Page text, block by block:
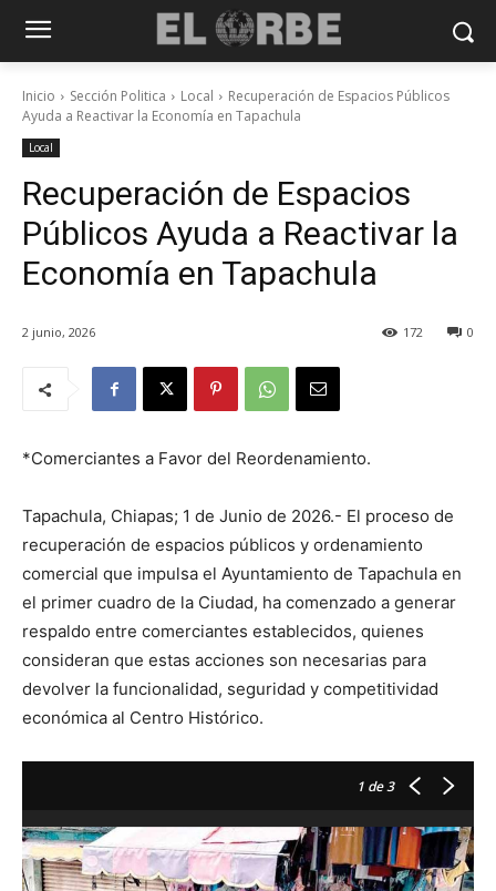
Inicio Sección Politica Local
Recuperación de Espacios Públicos
Ayuda a Reactivar la Economía en Tapachula
Local
Recuperación de Espacios
Públicos Ayuda a Reactivar la
Economía en Tapachula
2 junio, 2026 0
172
*Comerciantes a Favor del Reordenamiento.
Tapachula, Chiapas; 1 de Junio de 2026.- El proceso de
recuperación de espacios públicos y ordenamiento
comercial que impulsa el Ayuntamiento de Tapachula en
el primer cuadro de la Ciudad, ha comenzado a generar
respaldo entre comerciantes establecidos, quienes
consideran que estas acciones son necesarias para
devolver la funcionalidad, seguridad y competitividad
económica al Centro Histórico.
1 de 3